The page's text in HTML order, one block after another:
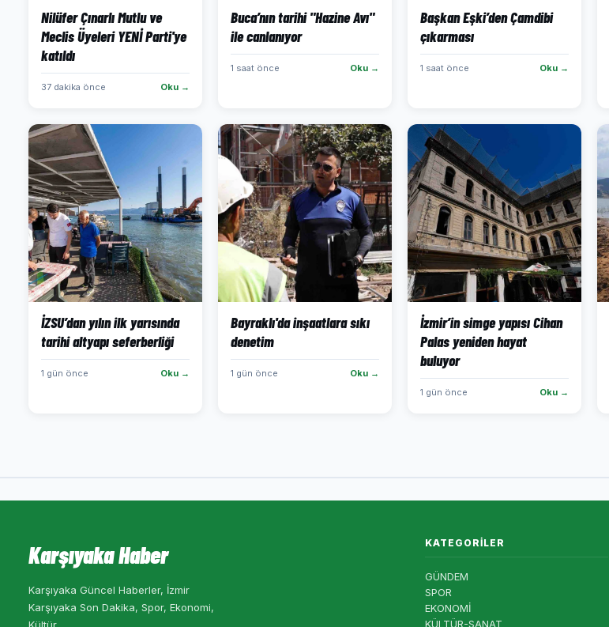
Nilüfer Çınarlı Mutlu ve
Meclis Üyeleri YENİ Parti'ye
katıldı
37 dakika önce Oku →
Buca’nın tarihi "Hazine Avı"
ile canlanıyor
1 saat önce Oku →
Başkan Eşki’den Çamdibi
çıkarması
1 saat önce Oku →
İZSU’dan yılın ilk yarısında
tarihi altyapı seferberliği
1 gün önce Oku →
Bayraklı'da inşaatlara sıkı
denetim
1 gün önce Oku →
İzmir’in simge yapısı Cihan
Palas yeniden hayat
buluyor
1 gün önce Oku →
Karşıyaka Haber
Karşıyaka Güncel Haberler, İzmir
Karşıyaka Son Dakika, Spor, Ekonomi,
KATEGORILER
GÜNDEM
SPOR
EKONOMİ
KÜLTÜR-SANAT